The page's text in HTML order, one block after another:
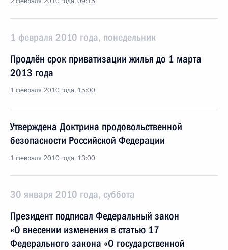
1 февраля 2010 года, понедельник
Продлён срок приватизации жилья до 1 марта
2013 года
1 февраля 2010 года, 15:00
Утверждена Доктрина продовольственной
безопасности Российской Федерации
1 февраля 2010 года, 13:00
30 января 2010 года, суббота
Президент подписал Федеральный закон
«О внесении изменения в статью 17
Федерального закона «О государственной